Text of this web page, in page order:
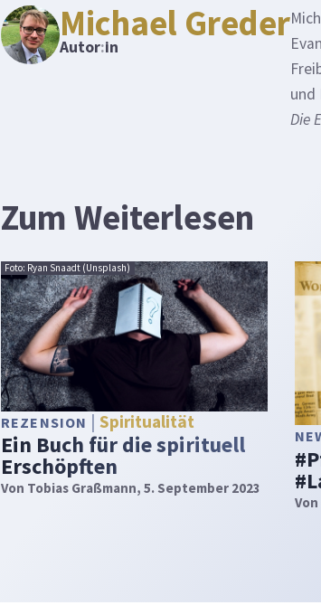
Michael Greder
Autor:in
und
Die
Zum Weiterlesen
Foto: Ryan Snaadt (Unsplash)
REZENSION Spiritualität
Ein Buch für die spirituell
Erschöpften
Von Tobias Graßmann, 5. September 2023
Von